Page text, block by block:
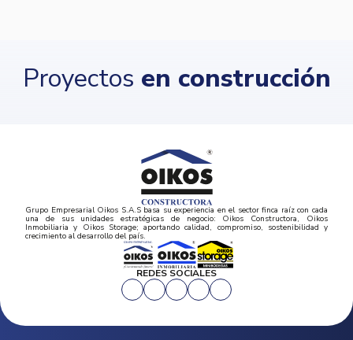
Proyectos en construcción
Grupo Empresarial Oikos S.A.S basa su experiencia en el sector finca raíz con cada
una de sus unidades estratégicas de negocio: Oikos Constructora, Oikos
Inmobiliaria y Oikos Storage; aportando calidad, compromiso, sostenibilidad y
crecimiento al desarrollo del país.
REDES SOCIALES